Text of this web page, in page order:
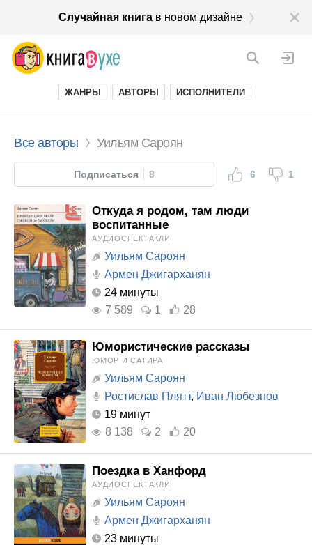
Случайная книгав новом дизайне
ЖАНРЫ АВТОРЫ ИСПОЛНИТЕЛИ
Все авторы Уильям Сароян
Подписаться 8 6 1
Откуда я родом, там люди
воспитанные
АУДИОСПЕКТАКЛИ
Уильям Сароян
Армен Джигарханян
24 минуты
7 589
1 28
Юмористические рассказы
ЮМОР И САТИРА
Уильям Сароян
Ростислав Плятт, Иван Любезнов
19 минут
8 138
2 20
Поездка в Ханфорд
АУДИОСПЕКТАКЛИ
Уильям Сароян
Армен Джигарханян
23 минуты